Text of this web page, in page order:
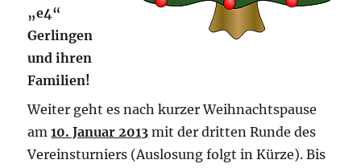
„e4“
Gerlingen
und ihren
Familien!
Weiter geht es nach kurzer Weihnachtspause
am10. Januar 2013 mit der dritten Runde des
Vereinsturniers (Auslosung folgt in Kürze). Bis